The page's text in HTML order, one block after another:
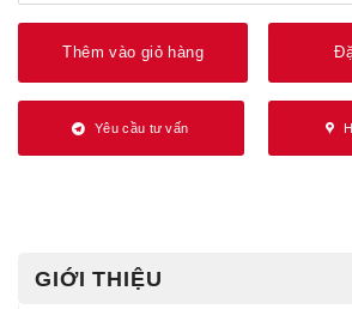
Thêm vào giỏ hàng
Yêu cầu tư vấn
GIỚI THIỆU